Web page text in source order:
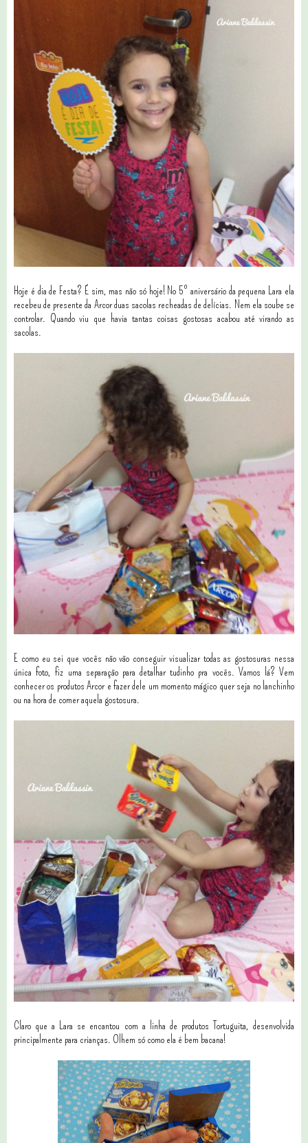
Hoje é dia de Festa? É sim, mas não só hoje! No 5º aniversário da pequena Lara ela
recebeu de presente da Arcor duas sacolas recheadas de delícias. Nem ela soube se
controlar. Quando viu que havia tantas coisas gostosas acabou até virando as
sacolas.
E como eu sei que vocês não vão conseguir visualizar todas as gostosuras nessa
única foto, fiz uma separação para detalhar tudinho pra vocês. Vamos lá? Vem
conhecer os produtos Arcor e fazer dele um momento mágico quer seja no lanchinho
ou na hora de comer aquela gostosura.
Claro que a Lara se encantou com a linha de produtos Tortuguita, desenvolvida
principalmente para crianças. Olhem só como ela é bem bacana!